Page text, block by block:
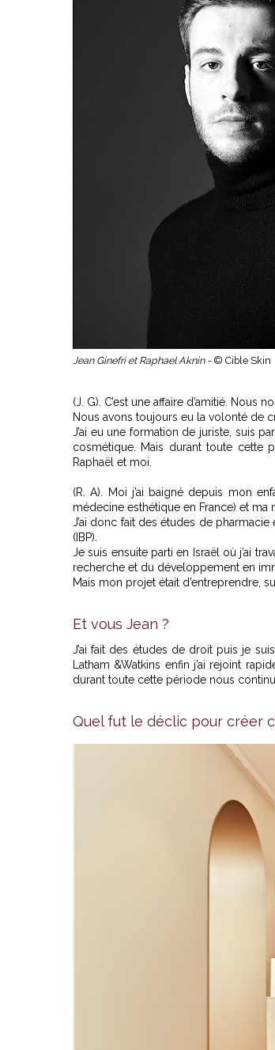
Jean Ginefri et Raphael Aknin - © Cible Skin
(J. G). C’est une affaire d’amitié. Nous
Nous avons toujours eu la volonté de
J’ai eu une formation de juriste, suis
cosmétique. Mais durant toute cette
Raphaël et moi.
(R. A). Moi j’ai baigné depuis mon
médecine esthétique en France) et ma
J’ai donc fait des études de
(IBP).
Je suis ensuite parti en Israël où j’ai
recherche et du développement en
Mais mon projet était d’entreprendre,
Et vous Jean ?
J’ai fait des études de droit puis je
Latham &Watkins enfin j’ai rejoint
durant toute cette période nous
Quel fut le déclic pour créer